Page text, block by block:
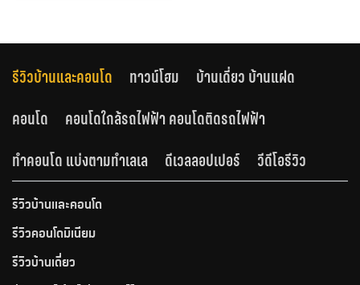
รีวิวบ้านและคอนโด ทาวน์โฮม
บ้านเดี่ยว บ้านแฝด
คอนโด
คอนโดใกล้รถไฟฟ้า คอนโดติดรถไฟฟ้า
ทำคอนโด แบ่งตามทำเลเล
ดีเวลลอปเปอร์ วีดีโอรีวิว
รีวิวบ้านและคอนโด
รีวิวคอนโดมิเนียม
รีวิวบ้านเดี่ยว